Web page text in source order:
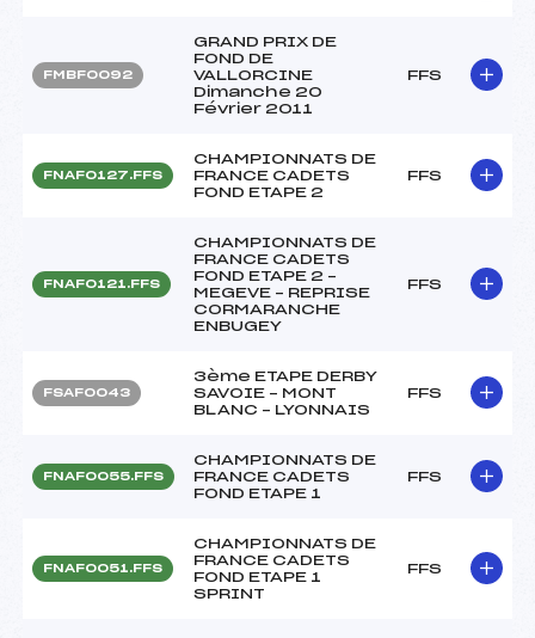
FMBF0092
GRAND PRIX DE
FOND DE
VALLORCINE
Dimanche 20
Février 2011
FFS
FNAF0127.FFS
CHAMPIONNATS DE
FRANCE CADETS
FOND ETAPE 2
FFS
FNAF0121.FFS
CHAMPIONNATS DE
FRANCE CADETS
FOND ETAPE 2 –
MEGEVE – REPRISE
CORMARANCHE
ENBUGEY
FFS
FSAF0043
3ème ETAPE DERBY
SAVOIE – MONT
BLANC – LYONNAIS
FFS
FNAF0055.FFS
CHAMPIONNATS DE
FRANCE CADETS
FOND ETAPE 1
FFS
FNAF0051.FFS
CHAMPIONNATS DE
FRANCE CADETS
FOND ETAPE 1
SPRINT
FFS